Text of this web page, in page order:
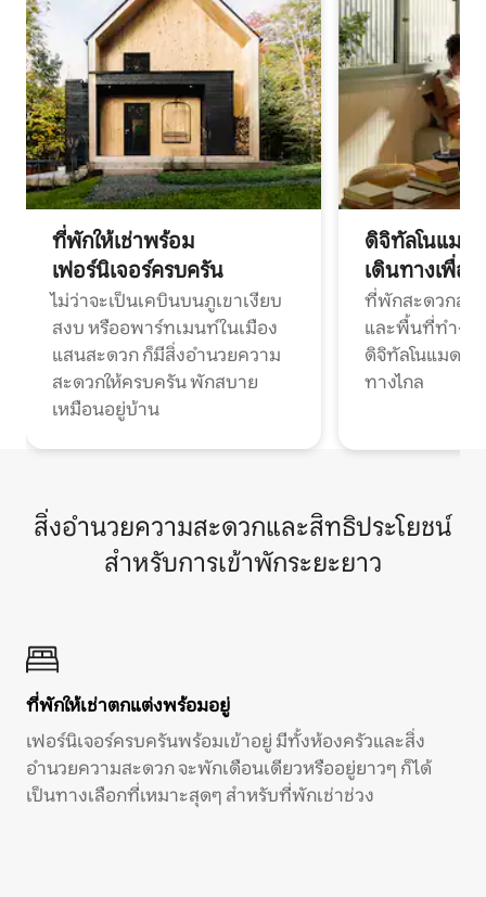
ที่พักให้เช่าพร้อม
เฟอร์นิเจอร์ครบครัน
ไม่ว่าจะเป็นเคบินบนภูเขาเงียบ
สงบ หรืออพาร์ทเมนท์ในเมือง
แสนสะดวก ก็มีสิ่งอำนวยความ
สะดวกให้ครบครัน พักสบาย
เหมือนอยู่บ้าน
ดิจิทัลโนแมด
เดินทางเพื่อ
ที่พักสะดวกสบ
และพื้นที่ทำงา
ดิจิทัลโนแมดแ
ทางไกล
สิ่งอำนวยความสะดวกและสิทธิประโยชน์
สำหรับการเข้าพักระยะยาว
ที่พักให้เช่าตกแต่งพร้อมอยู่
เฟอร์นิเจอร์ครบครันพร้อมเข้าอยู่ มีทั้งห้องครัวและสิ่ง
อำนวยความสะดวก จะพักเดือนเดียวหรืออยู่ยาวๆ ก็ได้
เป็นทางเลือกที่เหมาะสุดๆ สำหรับที่พักเช่าช่วง